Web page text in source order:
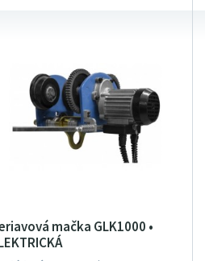
mačka GLK1000 •